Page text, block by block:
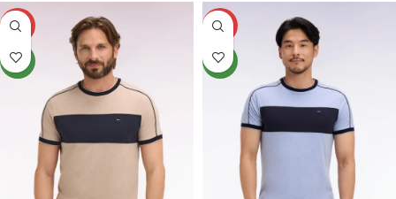
-14%
NEW
-14%
NEW